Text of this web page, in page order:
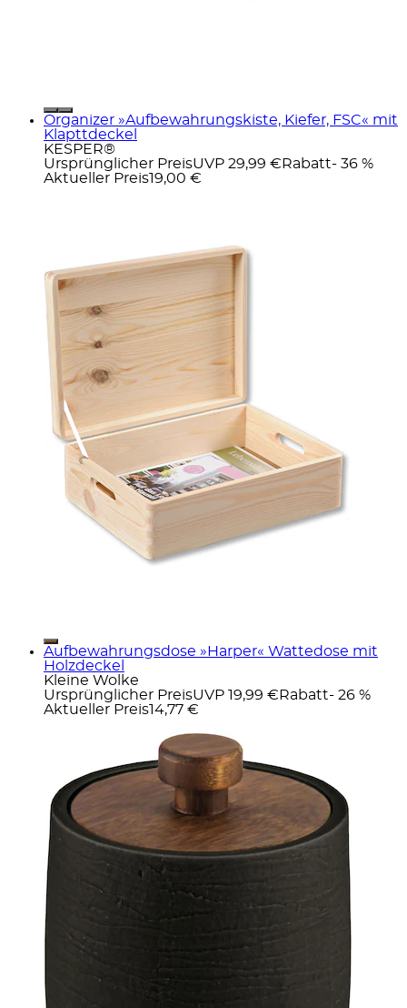
Organizer »Aufbewahrungskiste, Kiefer, FSC« mit
Klapttdeckel
KESPER®
Ursprünglicher PreisUVP 29,99 € Rabatt- 36 %
Aktueller Preis19,00 €
Aufbewahrungsdose »Harper« Wattedose mit
Holzdeckel
Kleine Wolke
Ursprünglicher PreisUVP 19,99 € Rabatt- 26 %
Aktueller Preis14,77 €